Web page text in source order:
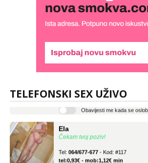
TELEFONSKI SEX UŽIVO
Lucija
Razgovaram :)
tel:0,93€ - mob:1,12€ min
Čekam tvoj poziv!
tel:0,93€ - mob:1,12€ min